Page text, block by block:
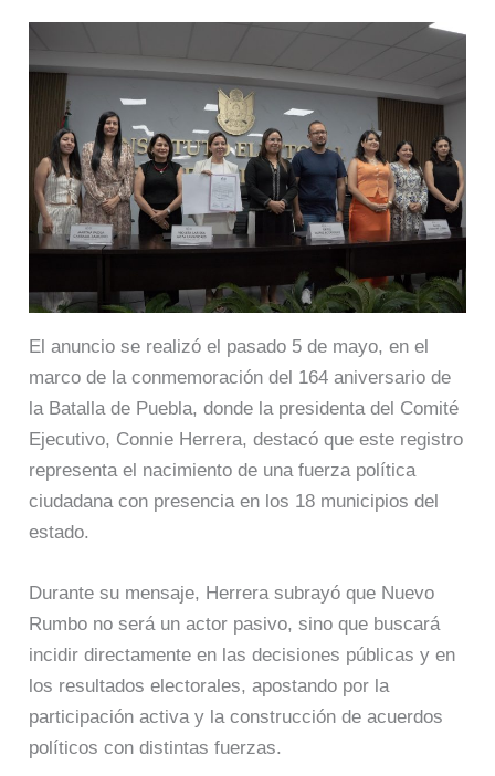
El anuncio se realizó el pasado 5 de mayo, en el
marco de la conmemoración del 164 aniversario de
la Batalla de Puebla, donde la presidenta del Comité
Ejecutivo, Connie Herrera, destacó que este registro
representa el nacimiento de una fuerza política
ciudadana con presencia en los 18 municipios del
estado.
Durante su mensaje, Herrera subrayó que Nuevo
Rumbo no será un actor pasivo, sino que buscará
incidir directamente en las decisiones públicas y en
los resultados electorales, apostando por la
participación activa y la construcción de acuerdos
políticos con distintas fuerzas.